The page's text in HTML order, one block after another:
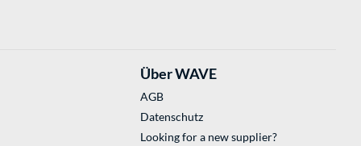
Über WAVE
AGB
Datenschutz
Looking for a new supplier?